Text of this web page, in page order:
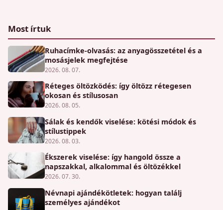
Most írtuk
Ruhacímke-olvasás: az anyagösszetétel és a
mosásjelek megfejtése
2026. 08. 07.
Réteges öltözködés: így öltözz rétegesen
okosan és stílusosan
2026. 08. 05.
Sálak és kendők viselése: kötési módok és
stílustippek
2026. 08. 03.
Ékszerek viselése: így hangold össze a
napszakkal, alkalommal és öltözékkel
2026. 07. 30.
Névnapi ajándékötletek: hogyan találj
személyes ajándékot